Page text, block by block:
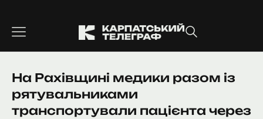
вмісту
На Рахівщині медики разом із
рятувальниками
транспортували пацієнта через